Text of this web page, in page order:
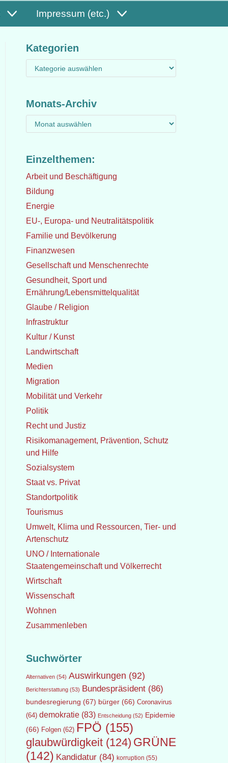
Impressum (etc.)
Kategorien
Monats-Archiv
Einzelthemen:
Arbeit und Beschäftigung
Bildung
Energie
EU-, Europa- und Neutralitätspolitik
Familie und Bevölkerung
Finanzwesen
Gesellschaft und Menschenrechte
Gesundheit, Sport und
Ernährung/Lebensmittelqualität
Glaube / Religion
Infrastruktur
Kultur / Kunst
Landwirtschaft
Medien
Migration
Mobilität und Verkehr
Politik
Recht und Justiz
Risikomanagement, Prävention, Schutz
und Hilfe
Sozialsystem
Staat vs. Privat
Standortpolitik
Tourismus
Umwelt, Klima und Ressourcen, Tier- und
Artenschutz
UNO / Internationale
Staatengemeinschaft und Völkerrecht
Wirtschaft
Wissenschaft
Wohnen
Zusammenleben
Suchwörter
Alternativen (54) Auswirkungen (92)
Berichterstattung (53) Bundespräsident (86)
bundesregierung (67) bürger (66) Coronavirus
(64) demokratie (83) Entscheidung (52) Epidemie
(66) Folgen (62) FPÖ (155)
glaubwürdigkeit (124) GRÜNE
(142) Kandidatur (84) korruption (55)